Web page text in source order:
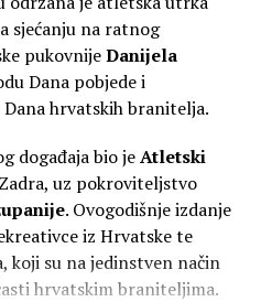
na glavi, izrađen je
i visok je tri metra, a s
najvećim Gospinim
Vlado Knežević radio ga je
uz jedan od
između otoka Ugljana i
dnevno prođe više od
je da kip posjetiteljima
kanalom bude
tom mjestu časti Marija. Taj
sjećanju na ratnog
pukovnijeDanijela
Dana pobjede i
hrvatskih branitelja.
događaja bio jeAtletski
uz pokroviteljstvo
. Ovogodišnje izdanje
iz Hrvatske te
koji su na jedinstven način
hrvatskim braniteljima.